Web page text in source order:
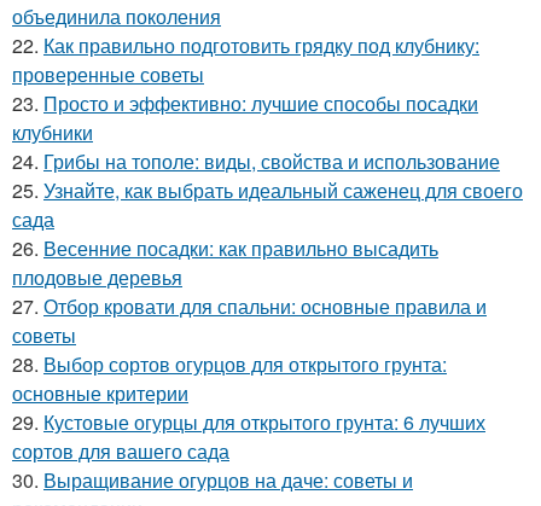
объединила поколения
22. Как правильно подготовить грядку под клубнику:
проверенные советы
23. Просто и эффективно: лучшие способы посадки
клубники
24. Грибы на тополе: виды, свойства и использование
25. Узнайте, как выбрать идеальный саженец для своего
сада
26. Весенние посадки: как правильно высадить
плодовые деревья
27. Отбор кровати для спальни: основные правила и
советы
28. Выбор сортов огурцов для открытого грунта:
основные критерии
29. Кустовые огурцы для открытого грунта: 6 лучших
сортов для вашего сада
30. Выращивание огурцов на даче: советы и